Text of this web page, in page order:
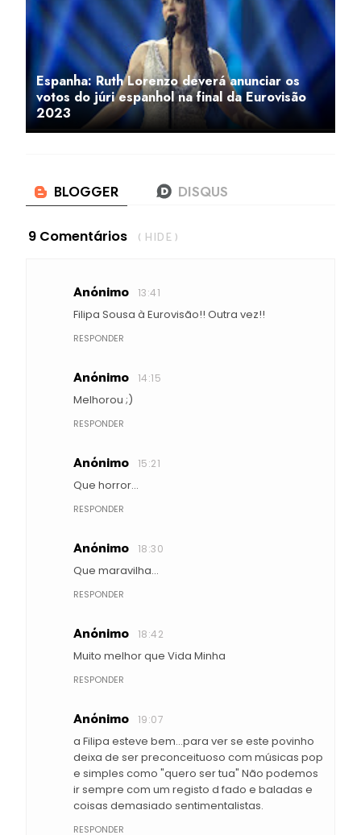
Espanha: Ruth Lorenzo deverá anunciar os
votos do júri espanhol na final da Eurovisão
2023
9 Comentários ( HIDE )
Anónimo 13:41
Filipa Sousa à Eurovisão!! Outra vez!!
RESPONDER
Anónimo 14:15
Melhorou ;)
RESPONDER
Anónimo 15:21
Que horror...
RESPONDER
Anónimo 18:30
Que maravilha...
RESPONDER
Anónimo 18:42
Muito melhor que Vida Minha
RESPONDER
Anónimo 19:07
a Filipa esteve bem...para ver se este povinho
deixa de ser preconceituoso com músicas pop
e simples como "quero ser tua" Não podemos
ir sempre com um registo d fado e baladas e
coisas demasiado sentimentalistas.
RESPONDER